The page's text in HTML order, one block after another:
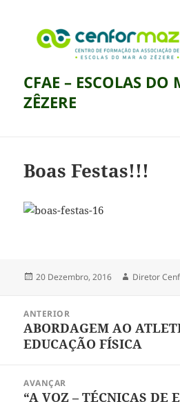
CFAE – ESCOLAS DO
ZÊZERE
Boas Festas!!!
Publicado
20 Dezembro, 2016 Autor
Diretor
artigos
ANTERIOR
Artigo
anterior:
ABORDAGEM AO
EDUCAÇÃO FÍSICA
AVANÇAR
Artigo
“A VOZ – TÉCNICAS DE